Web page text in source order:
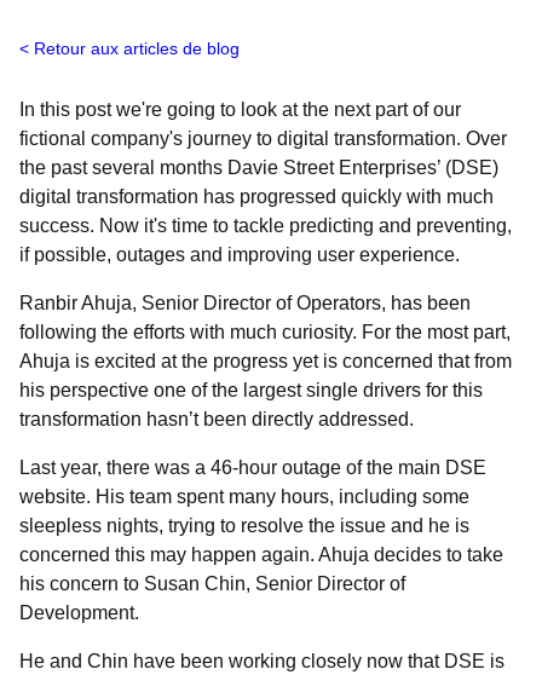
Retour aux articles de blog
In this post we're going to look at the next part of our
fictional company's journey to digital transformation. Over
the past several months Davie Street Enterprises’ (DSE)
digital transformation has progressed quickly with much
success. Now it's time to tackle predicting and preventing,
if possible, outages and improving user experience.
Ranbir Ahuja, Senior Director of Operators, has been
following the efforts with much curiosity. For the most part,
Ahuja is excited at the progress yet is concerned that from
his perspective one of the largest single drivers for this
transformation hasn’t been directly addressed.
Last year, there was a 46-hour outage of the main DSE
website. His team spent many hours, including some
sleepless nights, trying to resolve the issue and he is
concerned this may happen again. Ahuja decides to take
his concern to Susan Chin, Senior Director of
Development.
He and Chin have been working closely now that DSE is